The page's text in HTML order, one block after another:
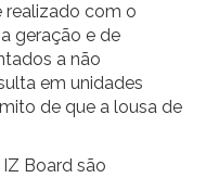
realizado com o
geração e de
a não
em unidades
de que a lousa de
Board são